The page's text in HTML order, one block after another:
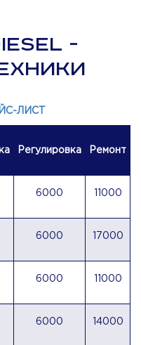
-
ЛИСТ
Регулировка Ремонт
6000 11000
6000 17000
6000 11000
6000 14000